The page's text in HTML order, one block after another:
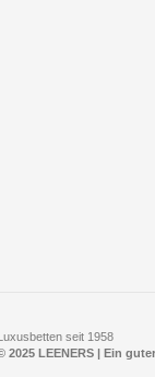
seit 1958
2025 LEENERS | Ein